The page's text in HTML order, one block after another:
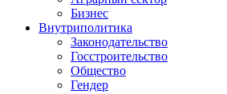
Бизнес
Внутриполитика
Законодательство
Госстроительство
Общество
Гендер